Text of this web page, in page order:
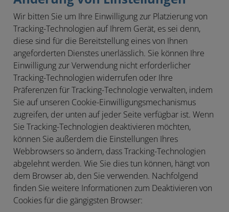
Wir bitten Sie um Ihre Einwilligung zur Platzierung von
Tracking-Technologien auf Ihrem Gerät, es sei denn,
diese sind für die Bereitstellung eines von Ihnen
angeforderten Dienstes unerlässlich. Sie können Ihre
Einwilligung zur Verwendung nicht erforderlicher
Tracking-Technologien widerrufen oder Ihre
Präferenzen für Tracking-Technologie verwalten, indem
Sie auf unseren Cookie-Einwilligungsmechanismus
zugreifen, der unten auf jeder Seite verfügbar ist. Wenn
Sie Tracking-Technologien deaktivieren möchten,
können Sie außerdem die Einstellungen Ihres
Webbrowsers so ändern, dass Tracking-Technologien
abgelehnt werden. Wie Sie dies tun können, hängt von
dem Browser ab, den Sie verwenden. Nachfolgend
finden Sie weitere Informationen zum Deaktivieren von
Cookies für die gängigsten Browser: